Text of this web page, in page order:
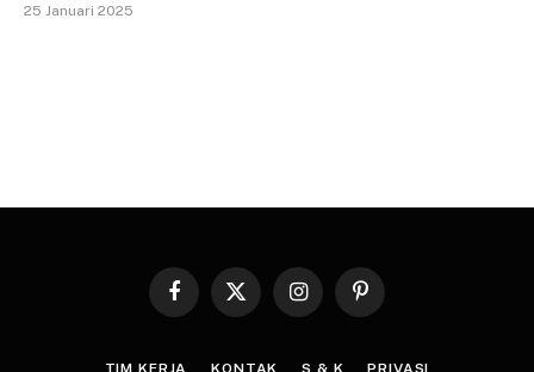
25 Januari 2025
Facebook
X
InstagramPinterest
TIM KERJA KONTAK S & K PRIVASI